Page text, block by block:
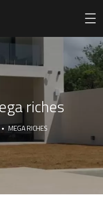
riches
MEGA RICHES